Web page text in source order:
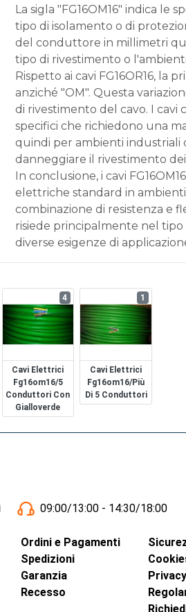
La sigla "FG16OM16" indica le
tipo di isolamento o di
del conduttore in millimetri
tipo di rivestimento o
Rispetto ai cavi FG16OR16, la
anziché "OM". Questa
di rivestimento del cavo. I cavi
specifici che richiedono una
quindi per ambienti industriali
danneggiare il rivestimento
In conclusione, i cavi
elettriche standard in
combinazione di resistenza e
risiede principalmente nel
diverse esigenze di
Cavi Elettrici
Fg16om16/5
Conduttori Con
Gialloverde
4
Cavi Elettrici
Fg16om16/più
Di 5 Conduttori
1
09:00/13:00 - 14:30/18:00
Ordini e Pagamenti
Spedizioni
Garanzia
Recesso
Privacy